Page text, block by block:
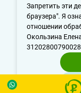
Запретить эти
браузера". Я
отношении
Окользина